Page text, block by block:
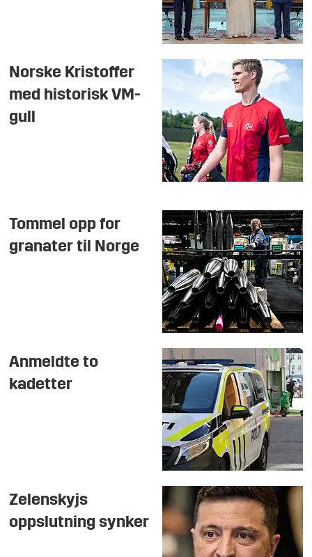
Norske Kristoffer
med historisk VM-
gull
Tommel opp for
granater til Norge
Anmeldte to
kadetter
Zelenskyjs
oppslutning synker